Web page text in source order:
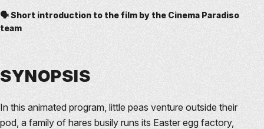
🗣️ Short introduction to the film by the Cinema Paradiso
team
SYNOPSIS
In this animated program, little peas venture outside their
pod, a family of hares busily runs its Easter egg factory,